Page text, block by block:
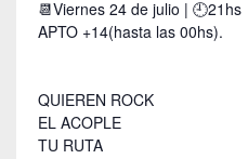
📆Viernes 24 de julio | 🕘21hs
APTO +14(hasta las 00hs).
QUIEREN ROCK
EL ACOPLE
TU RUTA